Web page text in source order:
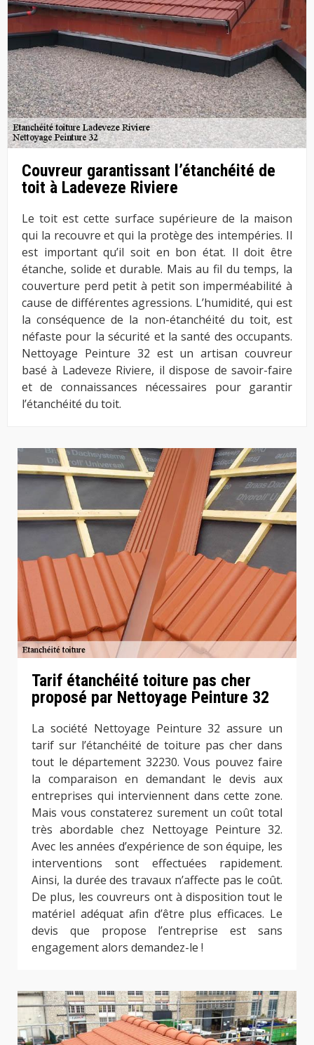
Couvreur garantissant l’étanchéité de
toit à Ladeveze Riviere
Le toit est cette surface supérieure de la maison
qui la recouvre et qui la protège des intempéries. Il
est important qu’il soit en bon état. Il doit être
étanche, solide et durable. Mais au fil du temps, la
couverture perd petit à petit son imperméabilité à
cause de différentes agressions. L’humidité, qui est
la conséquence de la non-étanchéité du toit, est
néfaste pour la sécurité et la santé des occupants.
Nettoyage Peinture 32 est un artisan couvreur
basé à Ladeveze Riviere, il dispose de savoir-faire
et de connaissances nécessaires pour garantir
l’étanchéité du toit.
Tarif étanchéité toiture pas cher
proposé par Nettoyage Peinture 32
La société Nettoyage Peinture 32 assure un
tarif sur l’étanchéité de toiture pas cher dans
tout le département 32230. Vous pouvez faire
la comparaison en demandant le devis aux
entreprises qui interviennent dans cette zone.
Mais vous constaterez surement un coût total
très abordable chez Nettoyage Peinture 32.
Avec les années d’expérience de son équipe, les
interventions sont effectuées rapidement.
Ainsi, la durée des travaux n’affecte pas le coût.
De plus, les couvreurs ont à disposition tout le
matériel adéquat afin d’être plus efficaces. Le
devis que propose l’entreprise est sans
engagement alors demandez-le !